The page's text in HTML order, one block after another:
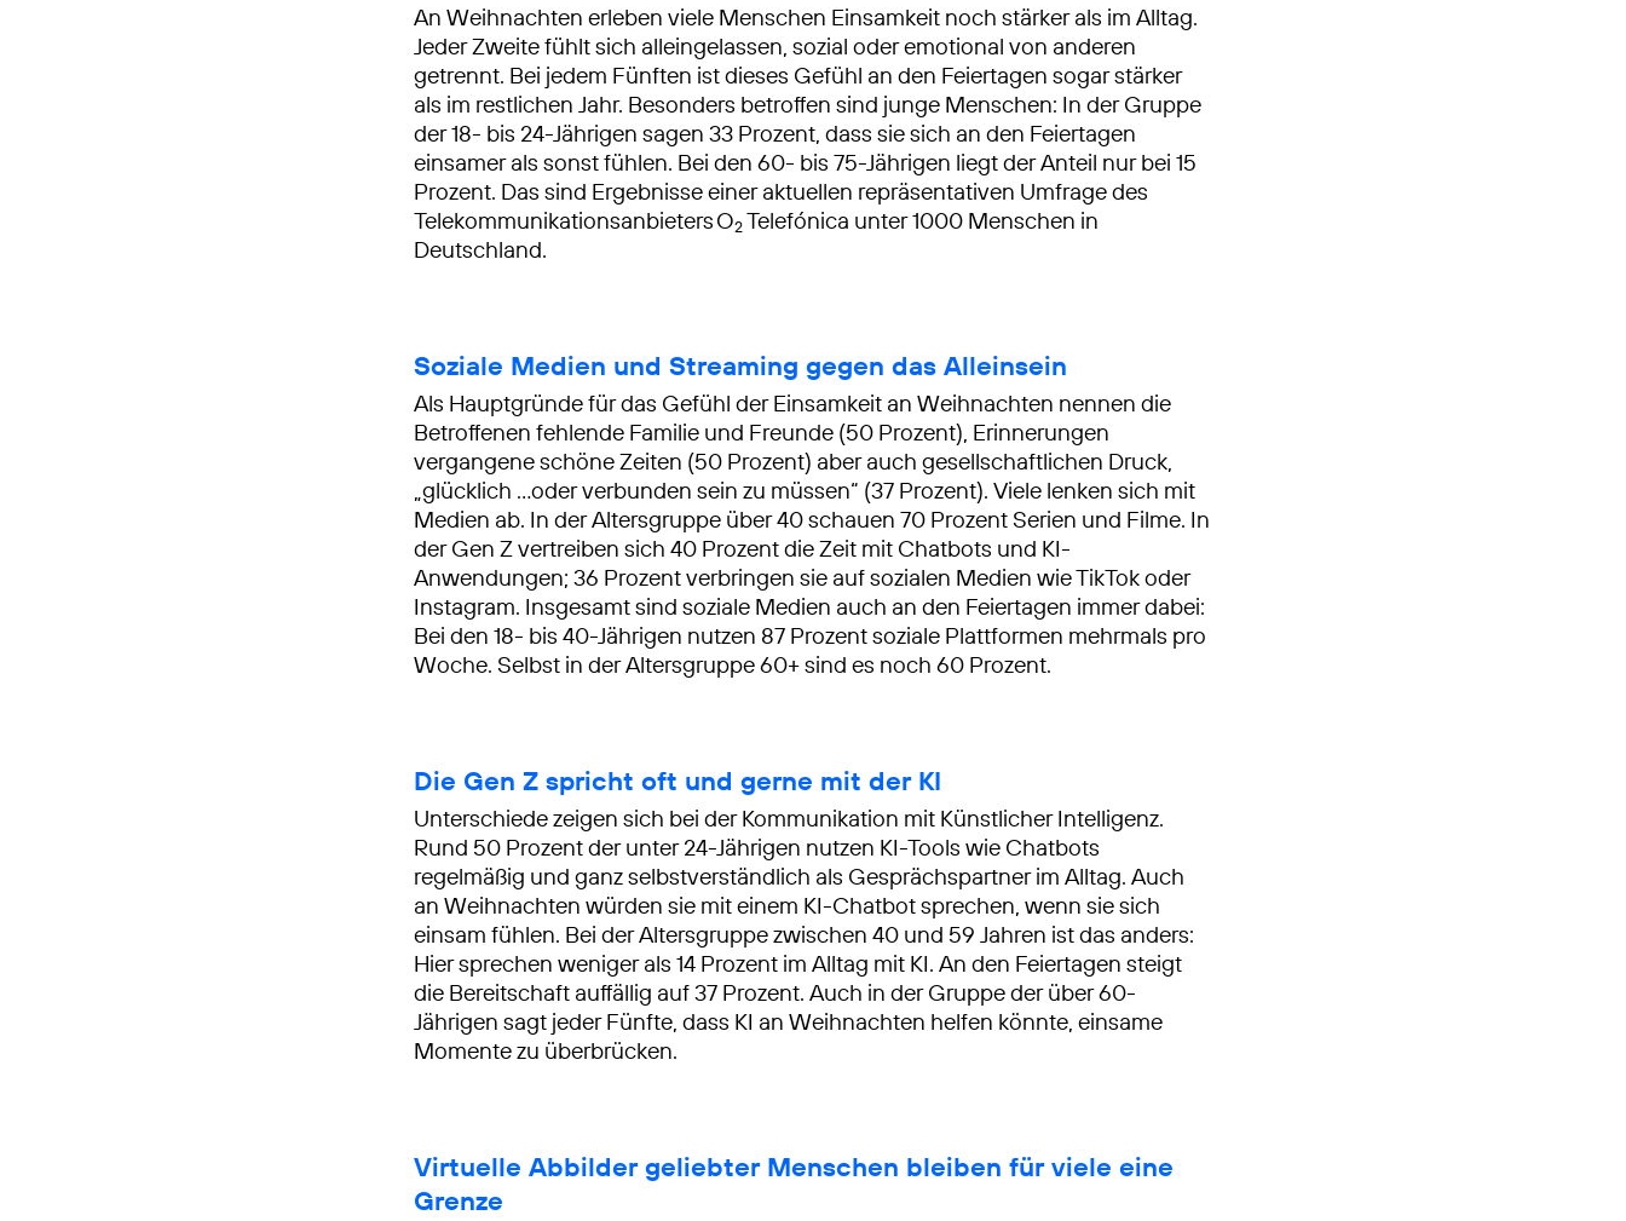
An Weihnachten erleben viele Menschen Einsamkeit noch stärker als im Alltag.
Jeder Zweite fühlt sich alleingelassen, sozial oder emotional von anderen
getrennt. Bei jedem Fünften ist dieses Gefühl an den Feiertagen sogar stärker
als im restlichen Jahr. Besonders betroffen sind junge Menschen: In der Gruppe
der 18- bis 24-Jährigen sagen 33 Prozent, dass sie sich an den Feiertagen
einsamer als sonst fühlen. Bei den 60- bis 75-Jährigen liegt der Anteil nur bei 15
Prozent. Das sind Ergebnisse einer aktuellen repräsentativen Umfrage des
Telekommunikationsanbieters O2Telefónica unter 1000 Menschen in
Deutschland.
Soziale Medien und Streaming gegen das Alleinsein
Als Hauptgründe für das Gefühl der Einsamkeit an Weihnachten nennen die
Betroffenen fehlende Familie und Freunde (50 Prozent), Erinnerungen
vergangene schöne Zeiten (50 Prozent) aber auch gesellschaftlichen Druck,
„glücklich …oder verbunden sein zu müssen“ (37 Prozent). Viele lenken sich mit
Medien ab. In der Altersgruppe über 40 schauen 70 Prozent Serien und Filme. In
der Gen Z vertreiben sich 40 Prozent die Zeit mit Chatbots und KI-
Anwendungen; 36 Prozent verbringen sie auf sozialen Medien wie TikTok oder
Instagram. Insgesamt sind soziale Medien auch an den Feiertagen immer dabei:
Bei den 18- bis 40-Jährigen nutzen 87 Prozent soziale Plattformen mehrmals pro
Woche. Selbst in der Altersgruppe 60+ sind es noch 60 Prozent.
Die Gen Z spricht oft und gerne mit der KI
Unterschiede zeigen sich bei der Kommunikation mit Künstlicher Intelligenz.
Rund 50 Prozent der unter 24-Jährigen nutzen KI-Tools wie Chatbots
regelmäßig und ganz selbstverständlich als Gesprächspartner im Alltag. Auch
an Weihnachten würden sie mit einem KI-Chatbot sprechen, wenn sie sich
einsam fühlen. Bei der Altersgruppe zwischen 40 und 59 Jahren ist das anders:
Hier sprechen weniger als 14 Prozent im Alltag mit KI. An den Feiertagen steigt
die Bereitschaft auffällig auf 37 Prozent. Auch in der Gruppe der über 60-
Jährigen sagt jeder Fünfte, dass KI an Weihnachten helfen könnte, einsame
Momente zu überbrücken.
Virtuelle Abbilder geliebter Menschen bleiben für viele eine
Grenze